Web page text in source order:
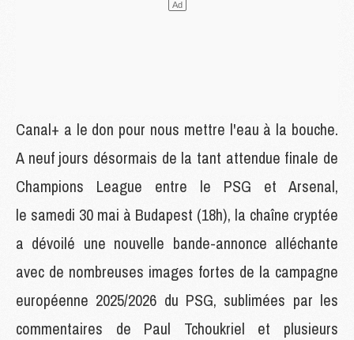
Canal+ a le don pour nous mettre l'eau à la bouche.
A neuf jours désormais de la tant attendue finale de
Champions League entre le PSG et Arsenal,
le samedi 30 mai à Budapest (18h), la chaîne cryptée
a dévoilé une nouvelle bande-annonce alléchante
avec de nombreuses images fortes de la campagne
européenne 2025/2026 du PSG, sublimées par les
commentaires de Paul Tchoukriel et plusieurs